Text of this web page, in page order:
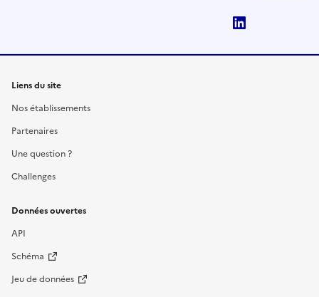
Liens du site
Nos établissements
Partenaires
Une question ?
Challenges
Données ouvertes
API
Schéma
Jeu de données